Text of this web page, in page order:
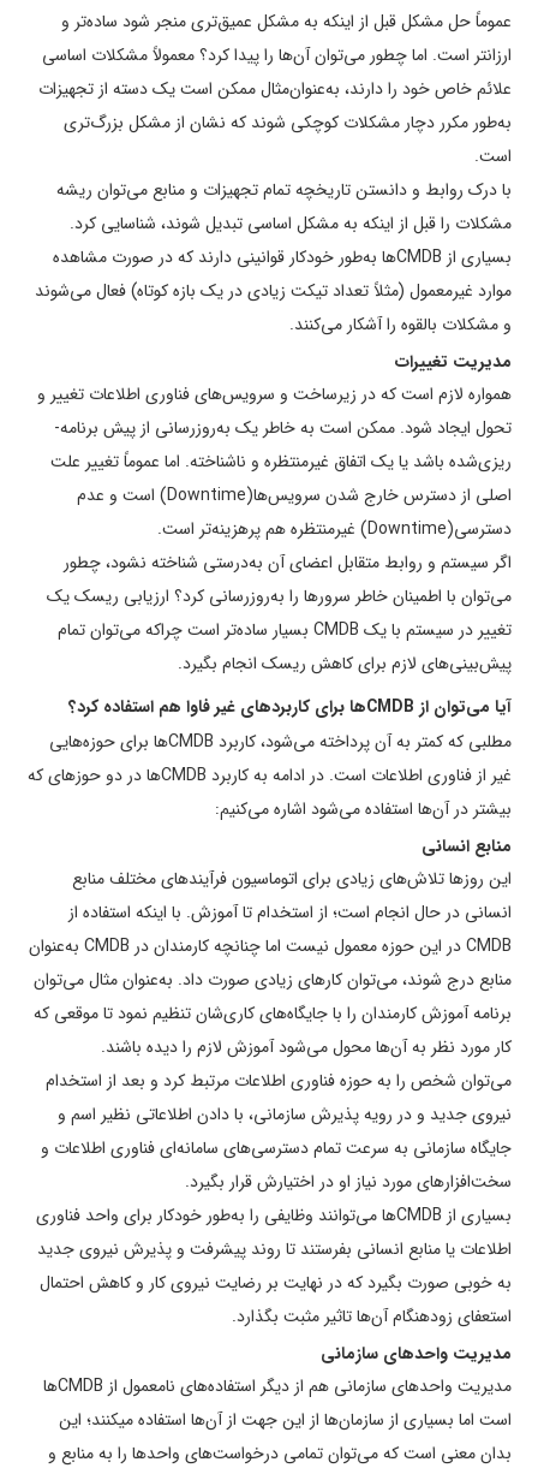
عموماً حل مشکل قبل از اینکه به مشکل عمیق­‌تری منجر شود ساده­‌تر و
ارزان­تر است. اما چطور می‌توان آن‌ها را پیدا کرد؟ معمولاً مشکلات اساسی
علائم خاص خود را دارند، به‌عنوان‌مثال ممکن است یک دسته از تجهیزات
به‌طور مکرر دچار مشکلات کوچکی شوند که نشان از مشکل بزرگ‌تری
است.
با درک روابط و دانستن تاریخچه تمام تجهیزات و منابع می‌توان ریشه
مشکلات را قبل از اینکه به مشکل اساسی تبدیل شوند، شناسایی کرد.
بسیاری از CMDBها به‌طور خودکار قوانینی دارند که در صورت مشاهده
موارد غیرمعمول (مثلاً تعداد تیکت زیادی در یک بازه کوتاه) فعال می­‌شوند
و مشکلات بالقوه را آشکار می­‌کنند.
مدیریت تغییرات
همواره لازم است که در زیرساخت و سرویس­‌های فناوری اطلاعات تغییر و
تحول ایجاد شود. ممکن است به خاطر یک به‌­روزرسانی از پیش برنامه‌­
ریزی­‌شده باشد یا یک اتفاق غیرمنتظره و ناشناخته. اما عموماً تغییر علت
اصلی از دسترس خارج شدن سرویس­‌ها(Downtime) است و عدم
دسترسی(Downtime) غیرمنتظره هم پرهزینه­‌تر است.
اگر سیستم و روابط متقابل اعضای آن به‌درستی شناخته نشود، چطور
می‌توان با اطمینان خاطر سرورها را به­‌روزرسانی کرد؟ ارزیابی ریسک یک
تغییر در سیستم با یک CMDB بسیار ساده­‌تر است چراکه می‌توان تمام
پیش‌بینی‌های لازم برای کاهش ریسک انجام بگیرد.
آیا می‌­توان از CMDBها برای کاربردهای غیر فاوا هم استفاده کرد؟
مطلبی که کمتر به آن پرداخته می­‌شود، کاربرد CMDBها برای حوزه‌­هایی
غیر از فناوری اطلاعات است. در ادامه به کاربرد CMDBها در دو حوزه­ای که
بیشتر در آن‌ها استفاده می­‌شود اشاره می­‌کنیم:
منابع انسانی
این روزها تلاش‌­های زیادی برای اتوماسیون فرآیندهای مختلف منابع
انسانی در حال انجام است؛ از استخدام تا آموزش. با اینکه استفاده از
CMDB در این حوزه معمول نیست اما چنانچه کارمندان در CMDB به‌عنوان
منابع درج شوند، می‌­توان کارهای زیادی صورت داد. به‌عنوان‌ مثال می‌توان
برنامه آموزش کارمندان را با جایگاه­‌های کاری­‌شان تنظیم نمود تا موقعی که
کار مورد نظر به آن‌ها محول می‌­شود آموزش لازم را دیده­ باشند.
می‌توان شخص را به حوزه فناوری اطلاعات مرتبط کرد و بعد از استخدام
نیروی جدید و در رویه پذیرش سازمانی، با دادن اطلاعاتی نظیر اسم و
جایگاه سازمانی به سرعت تمام دسترسی­‌های سامانه‌ای فناوری اطلاعات و
سخت­‌افزارهای مورد نیاز او در اختیارش قرار بگیرد.
بسیاری از CMDBها می­‌توانند وظایفی را به‌طور خودکار برای واحد فناوری
اطلاعات یا منابع انسانی بفرستند تا روند پیشرفت و پذیرش نیروی جدید
به خوبی صورت بگیرد که در نهایت بر رضایت نیروی کار و کاهش احتمال
استعفای زودهنگام آن‌ها تاثیر مثبت بگذارد.
مدیریت واحدهای سازمانی
مدیریت واحدهای سازمانی هم از دیگر استفاده‌­های نامعمول از CMDBها
است اما بسیاری از سازمان­‌ها از این ‌جهت از آن‌ها استفاده می­کنند؛ این
بدان معنی است که می­‌توان تمامی درخواست­‌های واحدها را به منابع و